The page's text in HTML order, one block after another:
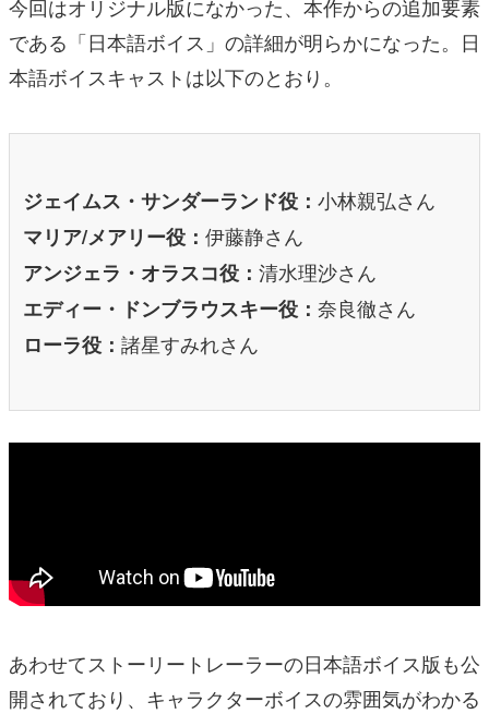
今回はオリジナル版になかった、本作からの追加要素
である「日本語ボイス」の詳細が明らかになった。日
本語ボイスキャストは以下のとおり。
ジェイムス・サンダーランド役： 小林親弘さん
マリア/メアリー役： 伊藤静さん
アンジェラ・オラスコ役： 清水理沙さん
エディー・ドンブラウスキー役： 奈良徹さん
ローラ役： 諸星すみれさん
あわせてストーリートレーラーの日本語ボイス版も公
開されており、キャラクターボイスの雰囲気がわかる